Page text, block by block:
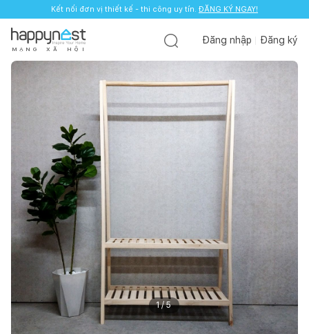
Kết nối đơn vị thiết kế - thi công uy tín. ĐĂNG KÝ NGAY!
M Ạ N G X Ã H Ộ I
Đăng nhập Đăng ký
1/5